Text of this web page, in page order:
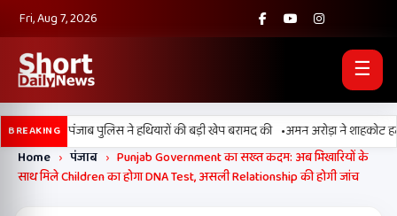
Fri, Aug 7, 2026
☰
BREAKING
BSF और पंजाब पुलिस ने हथियारों की बड़ी खेप बरामद की •अमन अरोड़ा ने शाहकोट हलके
Home › पंजाब › Punjab Government का सख्त कदम: अब भिखारियों के
साथ मिले Children का होगा DNA Test, असली Relationship की होगी जांच